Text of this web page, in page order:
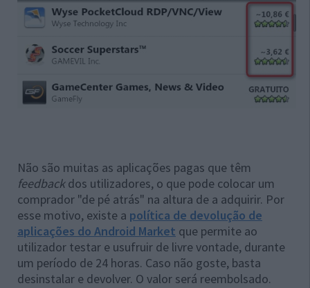
Não são muitas as aplicações pagas que têm
feedbackdos utilizadores, o que pode colocar um
comprador "de pé atrás" na altura de a adquirir. Por
esse motivo, existe a política de devolução de
aplicações do Android Market que permite ao
utilizador testar e usufruir de livre vontade, durante
um período de 24 horas. Caso não goste, basta
desinstalar e devolver. O valor será reembolsado.